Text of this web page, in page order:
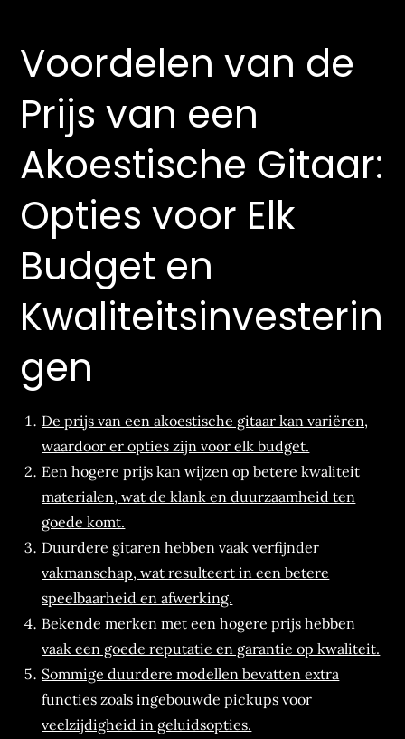
Voordelen van de
Prijs van een
Akoestische Gitaar:
Opties voor Elk
Budget en
Kwaliteitsinvesterin
gen
De prijs van een akoestische gitaar kan variëren,
waardoor er opties zijn voor elk budget.
Een hogere prijs kan wijzen op betere kwaliteit
materialen, wat de klank en duurzaamheid ten
goede komt.
Duurdere gitaren hebben vaak verfijnder
vakmanschap, wat resulteert in een betere
speelbaarheid en afwerking.
Bekende merken met een hogere prijs hebben
vaak een goede reputatie en garantie op kwaliteit.
Sommige duurdere modellen bevatten extra
functies zoals ingebouwde pickups voor
veelzijdigheid in geluidsopties.